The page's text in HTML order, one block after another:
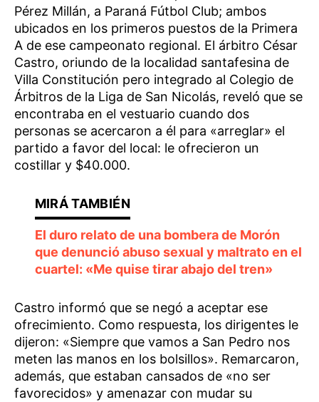
Pérez Millán, a Paraná Fútbol Club; ambos
ubicados en los primeros puestos de la Primera
A de ese campeonato regional. El árbitro César
Castro, oriundo de la localidad santafesina de
Villa Constitución pero integrado al Colegio de
Árbitros de la Liga de San Nicolás, reveló que se
encontraba en el vestuario cuando dos
personas se acercaron a él para «arreglar» el
partido a favor del local: le ofrecieron un
costillar y $40.000.
El duro relato de una bombera de Morón
que denunció abuso sexual y maltrato en el
cuartel: «Me quise tirar abajo del tren»
Castro informó que se negó a aceptar ese
ofrecimiento. Como respuesta, los dirigentes le
dijeron: «Siempre que vamos a San Pedro nos
meten las manos en los bolsillos». Remarcaron,
además, que estaban cansados de «no ser
favorecidos» y amenazar con mudar su